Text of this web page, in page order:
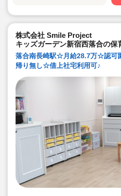
方針の一環としており、
ークバランスがしっかり
り！腰を据えて長く勤務
る体制です♪
株式会社 Smile Project
キッズガーデン新宿西落合の保
落合南長崎駅☆月給28.7万☆認
帰り無し☆借上社宅利用可♪